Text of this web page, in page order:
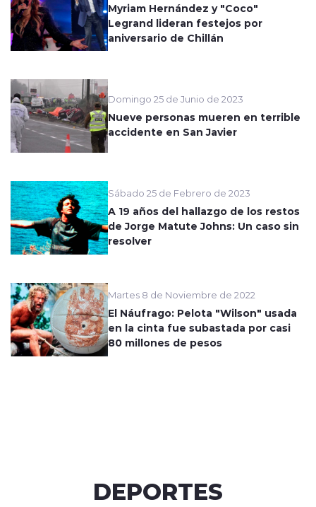
Myriam Hernández y "Coco"
Legrand lideran festejos por
aniversario de Chillán
Domingo 25 de Junio de 2023
Nueve personas mueren en terrible
accidente en San Javier
Sábado 25 de Febrero de 2023
A 19 años del hallazgo de los restos
de Jorge Matute Johns: Un caso sin
resolver
Martes 8 de Noviembre de 2022
El Náufrago: Pelota "Wilson" usada
en la cinta fue subastada por casi
80 millones de pesos
DEPORTES